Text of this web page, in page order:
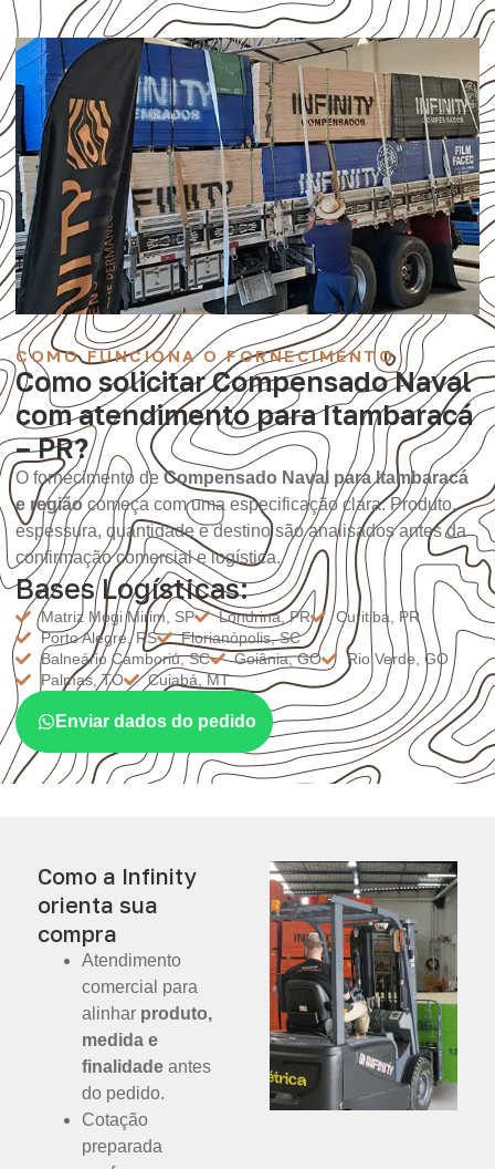
COMO FUNCIONA O FORNECIMENTO
Como solicitar Compensado Naval
com atendimento para Itambaracá
– PR?
O fornecimento de Compensado Naval para Itambaracá
e região começa com uma especificação clara. Produto,
espessura, quantidade e destino são analisados antes da
confirmação comercial e logística.
Bases Logísticas:
Matriz Mogi Mirim, SP Londrina, PR
Curitiba, PR
Porto Alegre, RS
Florianópolis, SC
Balneário Camboriú, SC
Goiânia, GO
Rio Verde, GO
Palmas, TO
Cuiabá, MT
Enviar dados do pedido
Como a Infinity
orienta sua
compra
Atendimento
comercial para
alinhar produto,
medida e
finalidade antes
do pedido.
Cotação
preparada